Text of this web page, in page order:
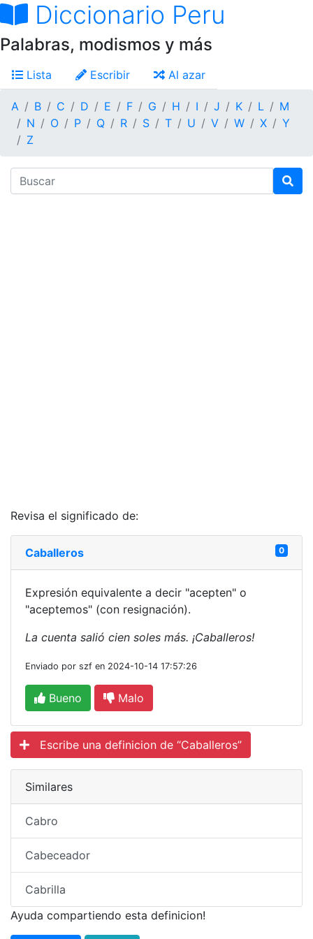
Diccionario Peru
Palabras, modismos y más
Lista Escribir Al azar
A B C D E F G H I J K L
M
N
O P Q R S T U V W X
Y
Z
Revisa el significado de:
Caballeros 0
Expresión equivalente a decir "acepten" o
"aceptemos" (con resignación).
La cuenta salió cien soles más. ¡Caballeros!
Enviado por szf en 2024-10-14 17:57:26
Bueno Malo
Escribe una definicion de “Caballeros”
Similares
Cabro
Cabeceador
Cabrilla
Ayuda compartiendo esta definicion!